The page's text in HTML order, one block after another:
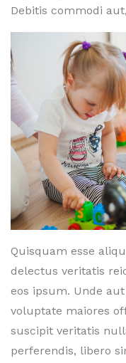
Debitis commodi
Quisquam esse
delectus veritatis
eos ipsum. Unde
voluptate maiores
suscipit veritatis
perferendis, libero